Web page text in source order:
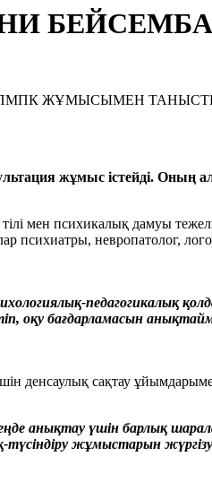
жұмыс істейді. Оның
мен психикалық дамуы
психиатры, невропатолог,
педагогикалық
оқу бағдарламасын
денсаулық сақтау
анықтау үшін барлық
жұмыстарын